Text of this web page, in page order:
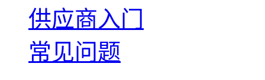
供应商入门
常见问题